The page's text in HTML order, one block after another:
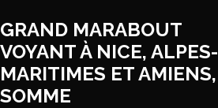
au
contenu
GRAND MARABOUT
VOYANT À NICE, ALPES-
MARITIMES ET AMIENS,
SOMME